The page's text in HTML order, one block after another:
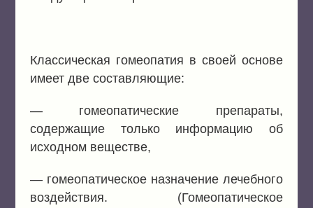
Классическая гомеопатия в своей основе
имеет две составляющие:
— гомеопатические препараты,
содержащие только информацию об
исходном веществе,
— гомеопатическое назначение лечебного
воздействия. (Гомеопатическое